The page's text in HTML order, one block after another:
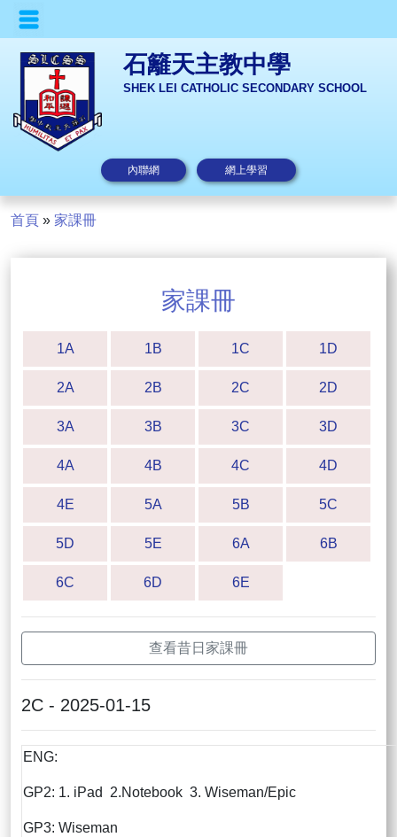
石籬天主教中學
SHEK LEI CATHOLIC SECONDARY SCHOOL
內聯網 網上學習
首頁 » 家課冊
家課冊
1A 1B 1C 1D
2A 2B 2C 2D
3A 3B 3C 3D
4A 4B 4C 4D
4E 5A 5B 5C
5D 5E 6A 6B
6C 6D 6E
查看昔日家課冊
2C - 2025-01-15
ENG:
GP2: 1. iPad 2.Notebook 3. Wiseman/Epic
GP3: Wiseman